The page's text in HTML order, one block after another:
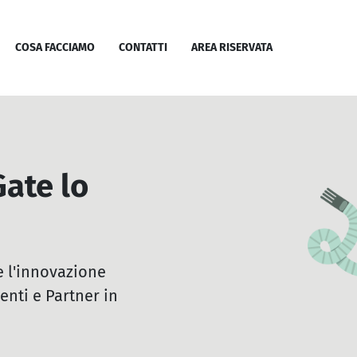
COSA FACCIAMO CONTATTI AREA RISERVATA
lo
l'innovazione
e Partner in